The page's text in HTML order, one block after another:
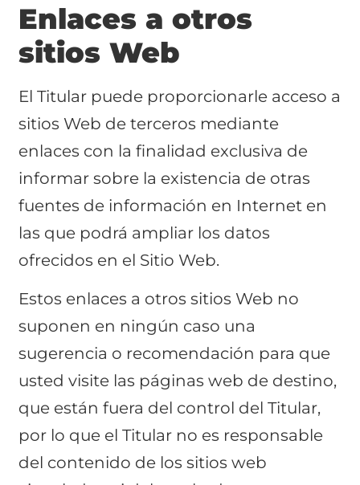
Enlaces a otros
sitios Web
El Titular puede proporcionarle acceso a
sitios Web de terceros mediante
enlaces con la finalidad exclusiva de
informar sobre la existencia de otras
fuentes de información en Internet en
las que podrá ampliar los datos
ofrecidos en el Sitio Web.
Estos enlaces a otros sitios Web no
suponen en ningún caso una
sugerencia o recomendación para que
usted visite las páginas web de destino,
que están fuera del control del Titular,
por lo que el Titular no es responsable
del contenido de los sitios web